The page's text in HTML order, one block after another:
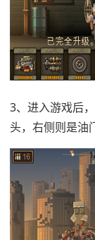
3、进入游戏后
头，右侧则是油